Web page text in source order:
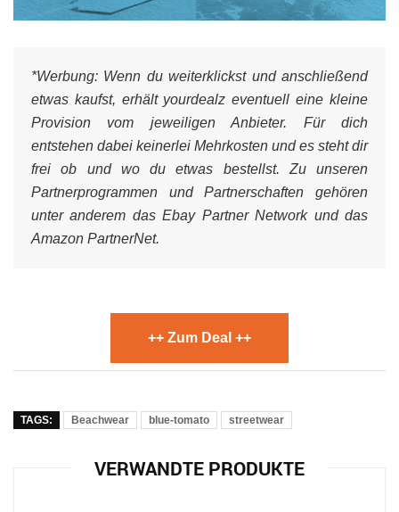
*Werbung: Wenn du weiterklickst und anschließend
etwas kaufst, erhält yourdealz eventuell eine kleine
Provision vom jeweiligen Anbieter. Für dich
entstehen dabei keinerlei Mehrkosten und es steht dir
frei ob und wo du etwas bestellst. Zu unseren
Partnerprogrammen und Partnerschaften gehören
unter anderem das Ebay Partner Network und das
Amazon PartnerNet.
++ Zum Deal ++
TAGS: Beachwear blue-tomato streetwear
VERWANDTE PRODUKTE